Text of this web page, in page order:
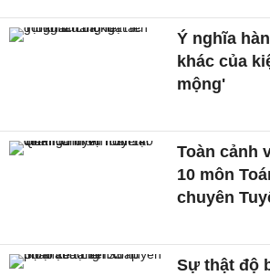
Ý nghĩa
khác của
mộng'
Toàn cảnh
10 môn
chuyên
Sự thật độ